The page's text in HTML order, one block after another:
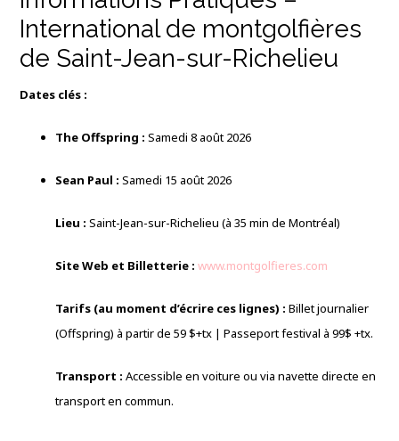
International de montgolfières
de Saint-Jean-sur-Richelieu
Dates clés :
The Offspring : Samedi 8 août 2026
Sean Paul : Samedi 15 août 2026
Lieu : Saint-Jean-sur-Richelieu (à 35 min de Montréal)
Site Web et Billetterie : www.montgolfieres.com
Tarifs (au moment d’écrire ces lignes) : Billet journalier
(Offspring) à partir de 59$+tx | Passeport festival à 99$ +tx.
Transport : Accessible en voiture ou via navette directe en
transport en commun.